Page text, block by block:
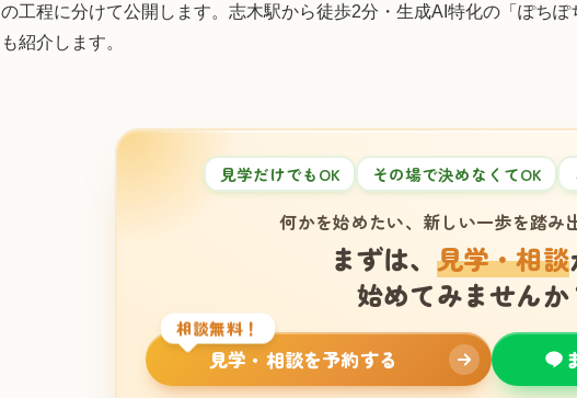
の工程に分けて公開します。志木駅から徒歩2分・生成AI特化の「ぽち
も紹介します。
見学だけでもOK その場で決めなくてOK
何かを始めたい、新しい一歩を踏み
まずは、 見学・相談
始めてみませんか
相談無料！
見学・相談を予約する